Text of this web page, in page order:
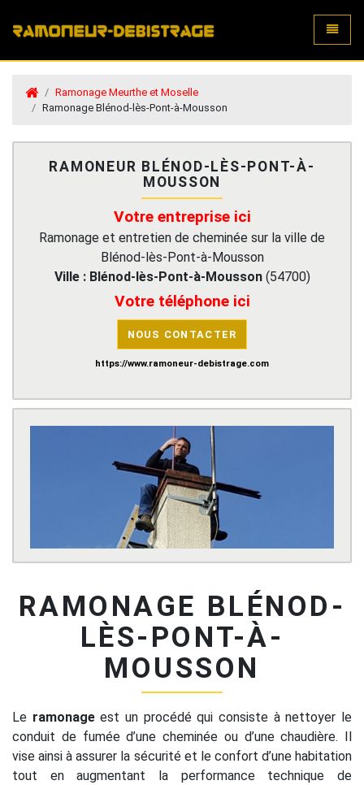
Ramonage Meurthe et Moselle
Ramonage Blénod-lès-Pont-à-Mousson
RAMONEUR BLÉNOD-LÈS-PONT-À-
MOUSSON
Votre entreprise ici
Ramonage et entretien de cheminée sur la ville de
Blénod-lès-Pont-à-Mousson
Ville : Blénod-lès-Pont-à-Mousson(54700)
Votre téléphone ici
NOUS CONTACTER
https://www.ramoneur-debistrage.com
RAMONAGE BLÉNOD-
LÈS-PONT-À-
MOUSSON
Le ramonageest un procédé qui consiste à nettoyer le
conduit de fumée d’une cheminée ou d’une chaudière. Il
vise ainsi à assurer la sécurité et le confort d’une habitation
tout en augmentant la performance technique de